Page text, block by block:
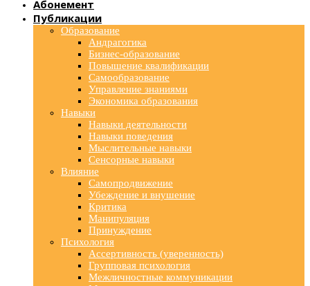
Абонемент
Публикации
Образование
Андрагогика
Бизнес-образование
Повышение квалификации
Самообразование
Управление знаниями
Экономика образования
Навыки
Навыки деятельности
Навыки поведения
Мыслительные навыки
Сенсорные навыки
Влияние
Самопродвижение
Убеждение и внушение
Критика
Манипуляция
Принуждение
Психология
Ассертивность (уверенность)
Групповая психология
Межличностные коммуникации